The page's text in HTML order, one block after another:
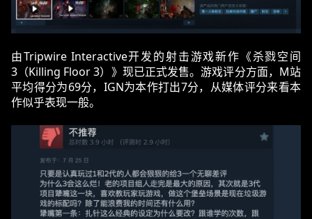
由Tripwire Interactive开发的射击游戏新作《杀戮空间
3（Killing Floor 3）》现已正式发售。游戏评分方面，M站
平均得分为69分，IGN为本作打出7分，从媒体评分来看本
作似乎表现一般。